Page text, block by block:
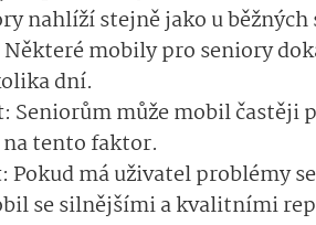
nahlíží stejně jako u
mobily pro seniory
dní.
: Seniorům může mobil častěji
tento faktor.
: Pokud má uživatel problémy
se silnějšími a kvalitními